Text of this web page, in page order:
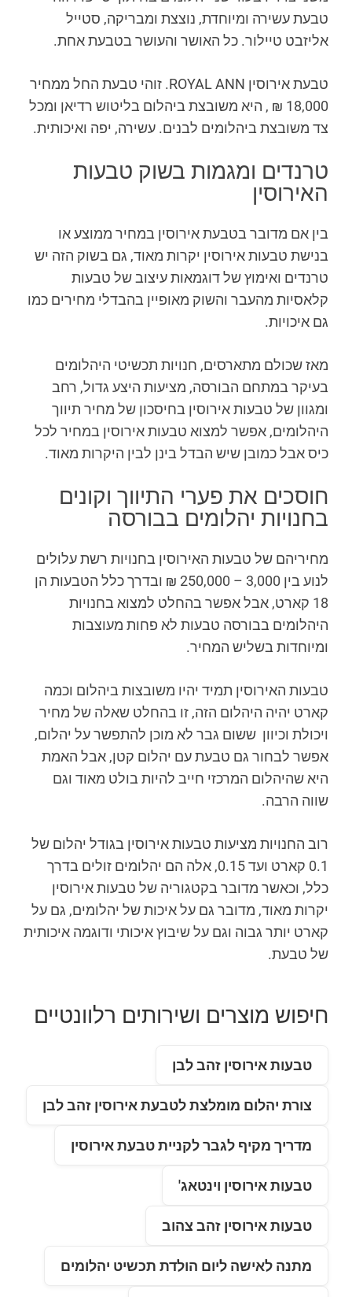
טבעת עשירה ומיוחדת, נוצצת ומבריקה, סטייל
אליזבט טיילור. כל האושר והעושר בטבעת אחת.
טבעת אירוסין ROYAL ANN. זוהי טבעת החל ממחיר
18,000 ₪ , היא משובצת ביהלום בליטוש רדיאן ומכל
צד משובצת ביהלומים לבנים. עשירה, יפה ואיכותית.
טרנדים ומגמות בשוק טבעות
האירוסין
בין אם מדובר בטבעת אירוסין במחיר ממוצע או
בנישת טבעות אירוסין יקרות מאוד, גם בשוק הזה יש
טרנדים ואימוץ של דוגמאות עיצוב של טבעות
קלאסיות מהעבר והשוק מאופיין בהבדלי מחירים כמו
גם איכויות.
מאז שכולם מתארסים, חנויות תכשיטי היהלומים
בעיקר במתחם הבורסה, מציעות היצע גדול, רחב
ומגוון של טבעות אירוסין בחיסכון של מחיר תיווך
היהלומים, אפשר למצוא טבעות אירוסין במחיר לכל
כיס אבל כמובן שיש הבדל בינן לבין היקרות מאוד.
חוסכים את פערי התיווך וקונים
בחנויות יהלומים בבורסה
מחיריהם של טבעות האירוסין בחנויות רשת עלולים
לנוע בין 3,000 – 250,000 ₪ ובדרך כלל הטבעות הן
18 קארט, אבל אפשר בהחלט למצוא בחנויות
היהלומים בבורסה טבעות לא פחות מעוצבות
ומיוחדות בשליש המחיר.
טבעות האירוסין תמיד יהיו משובצות ביהלום וכמה
קארט יהיה היהלום הזה, זו בהחלט שאלה של מחיר
ויכולת וכיוון ששום גבר לא מוכן להתפשר על יהלום,
אפשר לבחור גם טבעת עם יהלום קטן, אבל האמת
היא שהיהלום המרכזי חייב להיות בולט מאוד וגם
שווה הרבה.
רוב החנויות מציעות טבעות אירוסין בגודל יהלום של
0.1 קארט ועד 0.15, אלה הם יהלומים זולים בדרך
כלל, וכאשר מדובר בקטגוריה של טבעות אירוסין
יקרות מאוד, מדובר גם על איכות של יהלומים, גם על
קארט יותר גבוה וגם על שיבוץ איכותי ודוגמה איכותית
של טבעת.
חיפוש מוצרים ושירותים רלוונטיים
טבעות אירוסין זהב לבן
צורת יהלום מומלצת לטבעת אירוסין זהב לבן
מדריך מקיף לגבר לקניית טבעת אירוסין
טבעות אירוסין וינטאג'
טבעות אירוסין זהב צהוב
מתנה לאישה ליום הולדת תכשיט יהלומים